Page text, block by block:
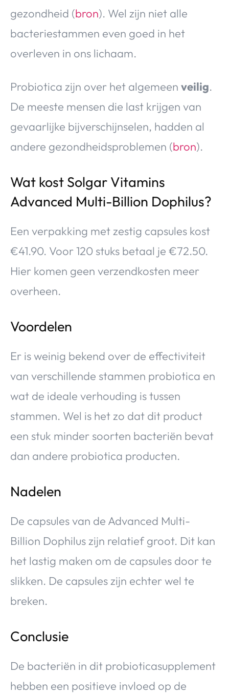
gezondheid (bron). Wel zijn niet alle
bacteriestammen even goed in het
overleven in ons lichaam.
Probiotica zijn over het algemeen veilig.
De meeste mensen die last krijgen van
gevaarlijke bijverschijnselen, hadden al
andere gezondheidsproblemen (bron).
Wat kost Solgar Vitamins
Advanced Multi-Billion Dophilus?
Een verpakking met zestig capsules kost
€41.90. Voor 120 stuks betaal je €72.50.
Hier komen geen verzendkosten meer
overheen.
Voordelen
Er is weinig bekend over de effectiviteit
van verschillende stammen probiotica en
wat de ideale verhouding is tussen
stammen. Wel is het zo dat dit product
een stuk minder soorten bacteriën bevat
dan andere probiotica producten.
Nadelen
De capsules van de Advanced Multi-
Billion Dophilus zijn relatief groot. Dit kan
het lastig maken om de capsules door te
slikken. De capsules zijn echter wel te
breken.
Conclusie
De bacteriën in dit probioticasupplement
hebben een positieve invloed op de